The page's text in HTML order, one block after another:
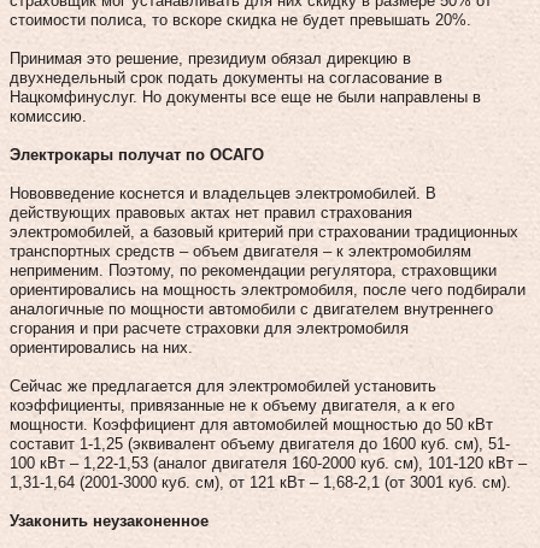
стоимости полиса, то вскоре скидка не будет превышать 20%.
Принимая это решение, президиум обязал дирекцию в
двухнедельный срок подать документы на согласование в
Нацкомфинуслуг. Но документы все еще не были направлены в
комиссию.
Электрокары получат по ОСАГО
Нововведение коснется и владельцев электромобилей. В
действующих правовых актах нет правил страхования
электромобилей, а базовый критерий при страховании традиционных
транспортных средств – объем двигателя – к электромобилям
неприменим. Поэтому, по рекомендации регулятора, страховщики
ориентировались на мощность электромобиля, после чего подбирали
аналогичные по мощности автомобили с двигателем внутреннего
сгорания и при расчете страховки для электромобиля
ориентировались на них.
Сейчас же предлагается для электромобилей установить
коэффициенты, привязанные не к объему двигателя, а к его
мощности. Коэффициент для автомобилей мощностью до 50 кВт
составит 1-1,25 (эквивалент объему двигателя до 1600 куб. см), 51-
100 кВт – 1,22-1,53 (аналог двигателя 160-2000 куб. см), 101-120 кВт –
1,31-1,64 (2001-3000 куб. см), от 121 кВт – 1,68-2,1 (от 3001 куб. см).
Узаконить неузаконенное